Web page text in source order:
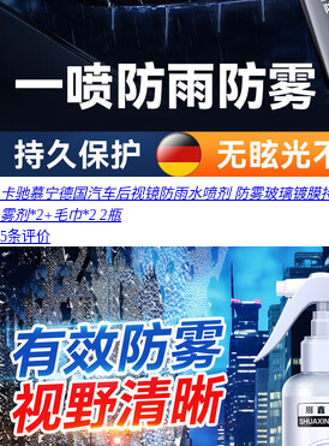
卡驰慕宁德国汽车后视镜防雨水喷剂 防雾玻璃镀膜
雾剂*2+毛巾*2 2瓶
5条评价